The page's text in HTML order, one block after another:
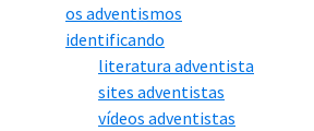
os adventismos
identificando
literatura adventista
sites adventistas
vídeos adventistas